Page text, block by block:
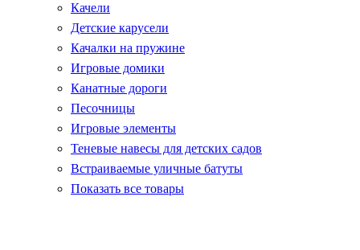
Качели
Детские карусели
Качалки на пружине
Игровые домики
Канатные дороги
Песочницы
Игровые элементы
Теневые навесы для детских садов
Встраиваемые уличные батуты
Показать все товары